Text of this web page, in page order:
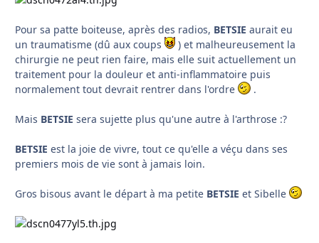
Pour sa patte boiteuse, après des radios, BETSIE aurait eu
un traumatisme (dû aux coups
) et malheureusement la
chirurgie ne peut rien faire, mais elle suit actuellement un
traitement pour la douleur et anti-inflammatoire puis
normalement tout devrait rentrer dans l'ordre
.
Mais BETSIE sera sujette plus qu'une autre à l'arthrose :?
BETSIE est la joie de vivre, tout ce qu'elle a véçu dans ses
premiers mois de vie sont à jamais loin.
Gros bisous avant le départ à ma petite BETSIE et Sibelle